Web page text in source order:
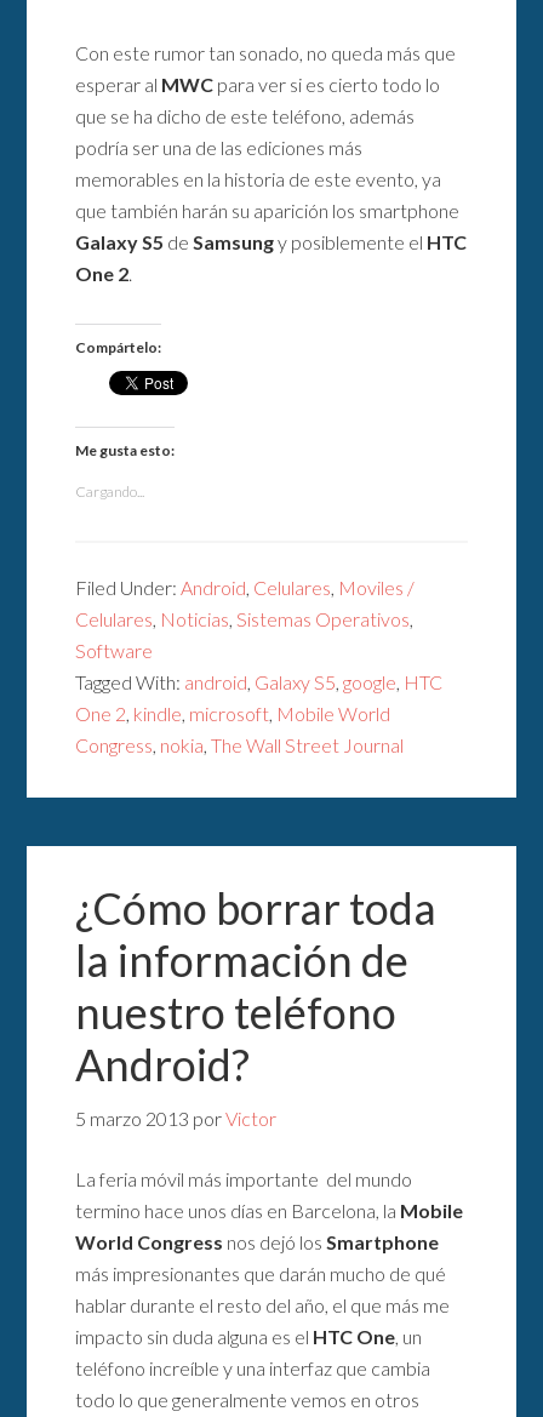
Con este rumor tan sonado, no queda más que
esperar al MWC para ver si es cierto todo lo
que se ha dicho de este teléfono, además
podría ser una de las ediciones más
memorables en la historia de este evento, ya
que también harán su aparición los smartphone
Galaxy S5 de Samsungy posiblemente el HTC
One 2
Compártelo:
Me gusta esto:
Cargando...
Filed Under: Android Celulares Moviles /
Celulares Noticias Sistemas Operativos
Software
Tagged With: android Galaxy S5 ,google HTC
One 2 kindle microsoft Mobile World
Congress nokia ,The Wall Street Journal
¿Cómo borrar toda
la información de
nuestro teléfono
Android?
5 marzo 2013 porVictor
La feria móvil más importante del mundo
termino hace unos días en Barcelona, la Mobile
World Congress nos dejó los Smartphone
más impresionantes que darán mucho de qué
hablar durante el resto del año, el que más me
impacto sin duda alguna es el HTC One , un
teléfono increíble y una interfaz que cambia
todo lo que generalmente vemos en otros